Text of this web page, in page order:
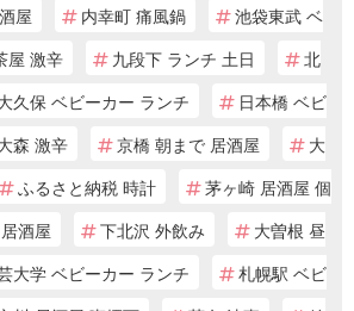
屋 内幸町 痛風鍋
池袋東武 ベ
屋 激辛 九段下 ランチ 土日
北
久保 ベビーカー ランチ
日本橋 ベビ
森 激辛 京橋 朝まで 居酒屋
大
ふるさと納税 時計
茅ヶ崎 居酒屋 個
酒屋 下北沢 外飲み
大曽根 昼
大学 ベビーカー ランチ
札幌駅 ベビ